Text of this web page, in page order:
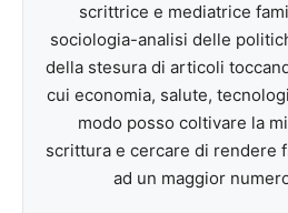
scrittrice e mediatrice
sociologia-analisi delle
della stesura di articoli
cui economia, salute,
modo posso coltivare la
scrittura e cercare di rendere
ad un maggior